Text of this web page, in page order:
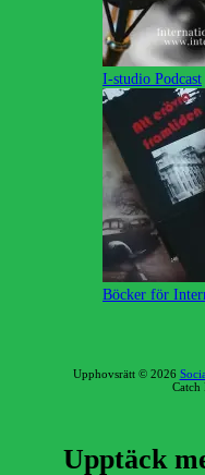
I-studio Podcast
Böcker för
Upphovsrätt © 2026
Catch
Upptäck